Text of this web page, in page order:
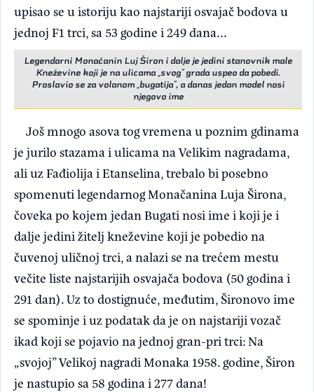
upisao se u istoriju kao najstariji osvajač bodova u
jednoj F1 trci, sa 53 godine i 249 dana...
Legendarni Monačanin Luj Širon i dalje je jedini stanovnik male
Kneževine koji je na ulicama „svog” grada uspeo da pobedi.
Proslavio se za volanom „bugatija”, a danas jedan model nosi
njegovo ime
Još mnogo asova tog vremena u poznim gdinama
je jurilo stazama i ulicama na Velikim nagradama,
ali uz Fađiolija i Etanselina, trebalo bi posebno
spomenuti legendarnog Monačanina Luja Širona,
čoveka po kojem jedan Bugati nosi ime i koji je i
dalje jedini žitelj kneževine koji je pobedio na
čuvenoj uličnoj trci, a nalazi se na trećem mestu
večite liste najstarijih osvajača bodova (50 godina i
291 dan). Uz to dostignuće, međutim, Šironovo ime
se spominje i uz podatak da je on najstariji vozač
ikad koji se pojavio na jednoj gran-pri trci: Na
„svojoj” Velikoj nagradi Monaka 1958. godine, Širon
je nastupio sa 58 godina i 277 dana!